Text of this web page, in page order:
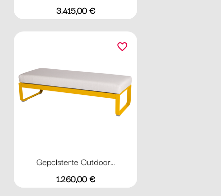
Preis
3.415,00 €
Gepolsterte Outdoor...
Preis
1.260,00 €
favorite_border